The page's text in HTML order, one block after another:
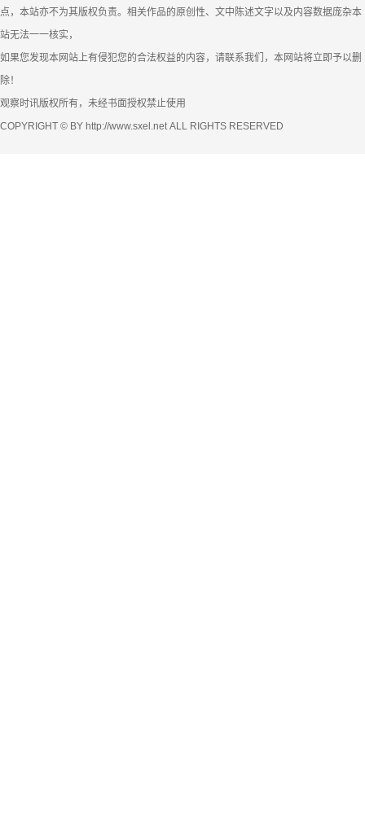
点，本站亦不为其版权负责。相关作品的原创性、文中陈述文字以及内容数据庞杂本
站无法一一核实，
如果您发现本网站上有侵犯您的合法权益的内容，请联系我们，本网站将立即予以删
除！
观察时讯版权所有，未经书面授权禁止使用
COPYRIGHT © BY http://www.sxel.net ALL RIGHTS RESERVED